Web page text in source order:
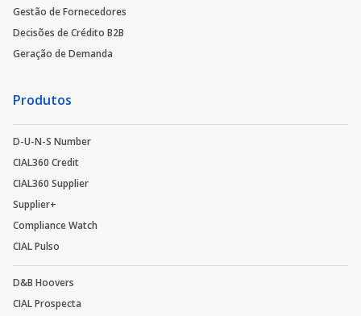
Gestão de Fornecedores
Decisões de Crédito B2B
Geração de Demanda
Produtos
D-U-N-S Number
CIAL360 Credit
CIAL360 Supplier
Supplier+
Compliance Watch
CIAL Pulso
D&B Hoovers
CIAL Prospecta